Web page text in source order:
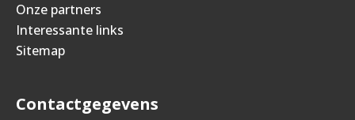
Onze partners
Interessante links
Sitemap
Contactgegevens